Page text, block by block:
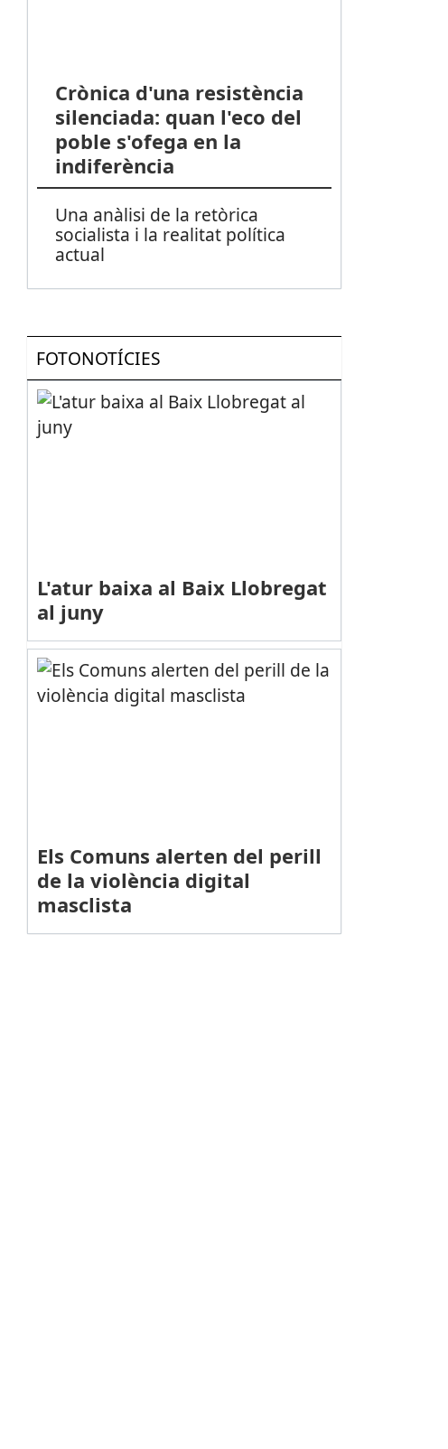
Crònica d'una resistència
silenciada: quan l'eco del
poble s'ofega en la
indiferència
Una anàlisi de la retòrica
socialista i la realitat política
actual
FOTONOTÍCIES
L'atur baixa al Baix Llobregat
al juny
Els Comuns alerten del perill
de la violència digital
masclista